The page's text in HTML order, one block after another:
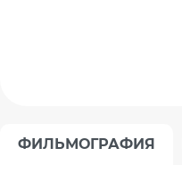
ФИЛЬМОГРАФИЯ